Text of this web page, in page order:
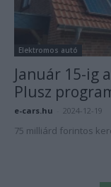
Elektromos autó
Január 15-ig
Plusz
e-cars.hu 2024-12-19
75 milliárd forintos